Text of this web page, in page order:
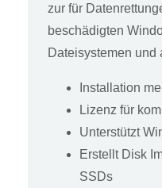
zur für
beschädigten
Dateisystemen und
Installation
Lizenz für
Unterstützt
Erstellt Disk
SSDs